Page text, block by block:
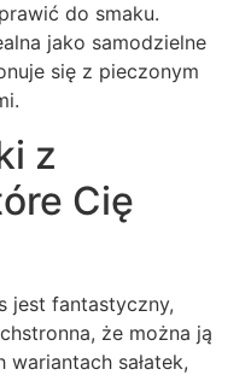
do smaku.
jako samodzielne
się z pieczonym
z
Cię
jest fantastyczny,
że można ją
sałatek,